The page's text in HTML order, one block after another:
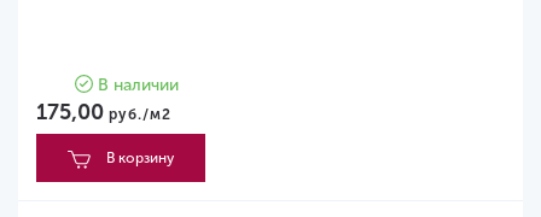
В наличии
175,00 руб./м2
В корзину